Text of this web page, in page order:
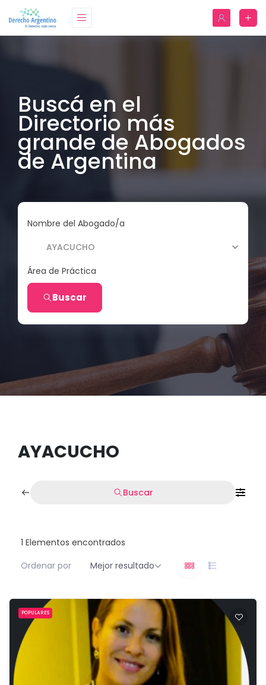
Buscá en el
Directorio más
grande de Abogados
de Argentina
Nombre del Abogado/a
AYACUCHO
Área de Práctica
Buscar
AYACUCHO
Buscar
1 Elementos encontrados
Ordenar por
Mejor resultado
POPULARES